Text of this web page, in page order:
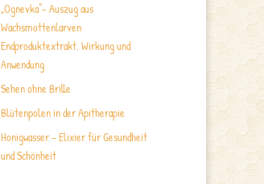
„Ognevka“- Auszug aus
Wachsmottenlarven
Endproduktextrakt. Wirkung und
Anwendung
Sehen ohne Brille
Blütenpolen in der Apitherapie
Honigwasser – Elixier für Gesundheit
und Schönheit